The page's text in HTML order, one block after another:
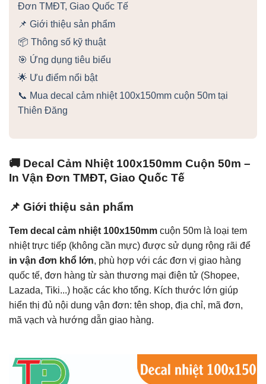
Đơn TMĐT, Giao Quốc Tế
📌 Giới thiệu sản phẩm
📦 Thông số kỹ thuật
🎯 Ứng dụng tiêu biểu
🌟 Ưu điểm nổi bật
📞 Mua decal cảm nhiệt 100x150mm cuộn 50m tại
Thiên Đăng
🚚 Decal Cảm Nhiệt 100x150mm Cuộn 50m –
In Vận Đơn TMĐT, Giao Quốc Tế
📌 Giới thiệu sản phẩm
Tem decal cảm nhiệt 100x150mm cuộn 50m là loại tem
nhiệt trực tiếp (không cần mực) được sử dụng rộng rãi để
in vận đơn khổ lớn, phù hợp với các đơn vị giao hàng
quốc tế, đơn hàng từ sàn thương mại điện tử (Shopee,
Lazada, Tiki...) hoặc các kho tổng. Kích thước lớn giúp
hiển thị đủ nội dung vận đơn: tên shop, địa chỉ, mã đơn,
mã vạch và hướng dẫn giao hàng.